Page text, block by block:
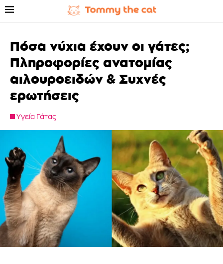
Πόσα νύχια έχουν οι γάτες;
Πληροφορίες ανατομίας
αιλουροειδών & Συχνές
ερωτήσεις
Υγεία Γάτας